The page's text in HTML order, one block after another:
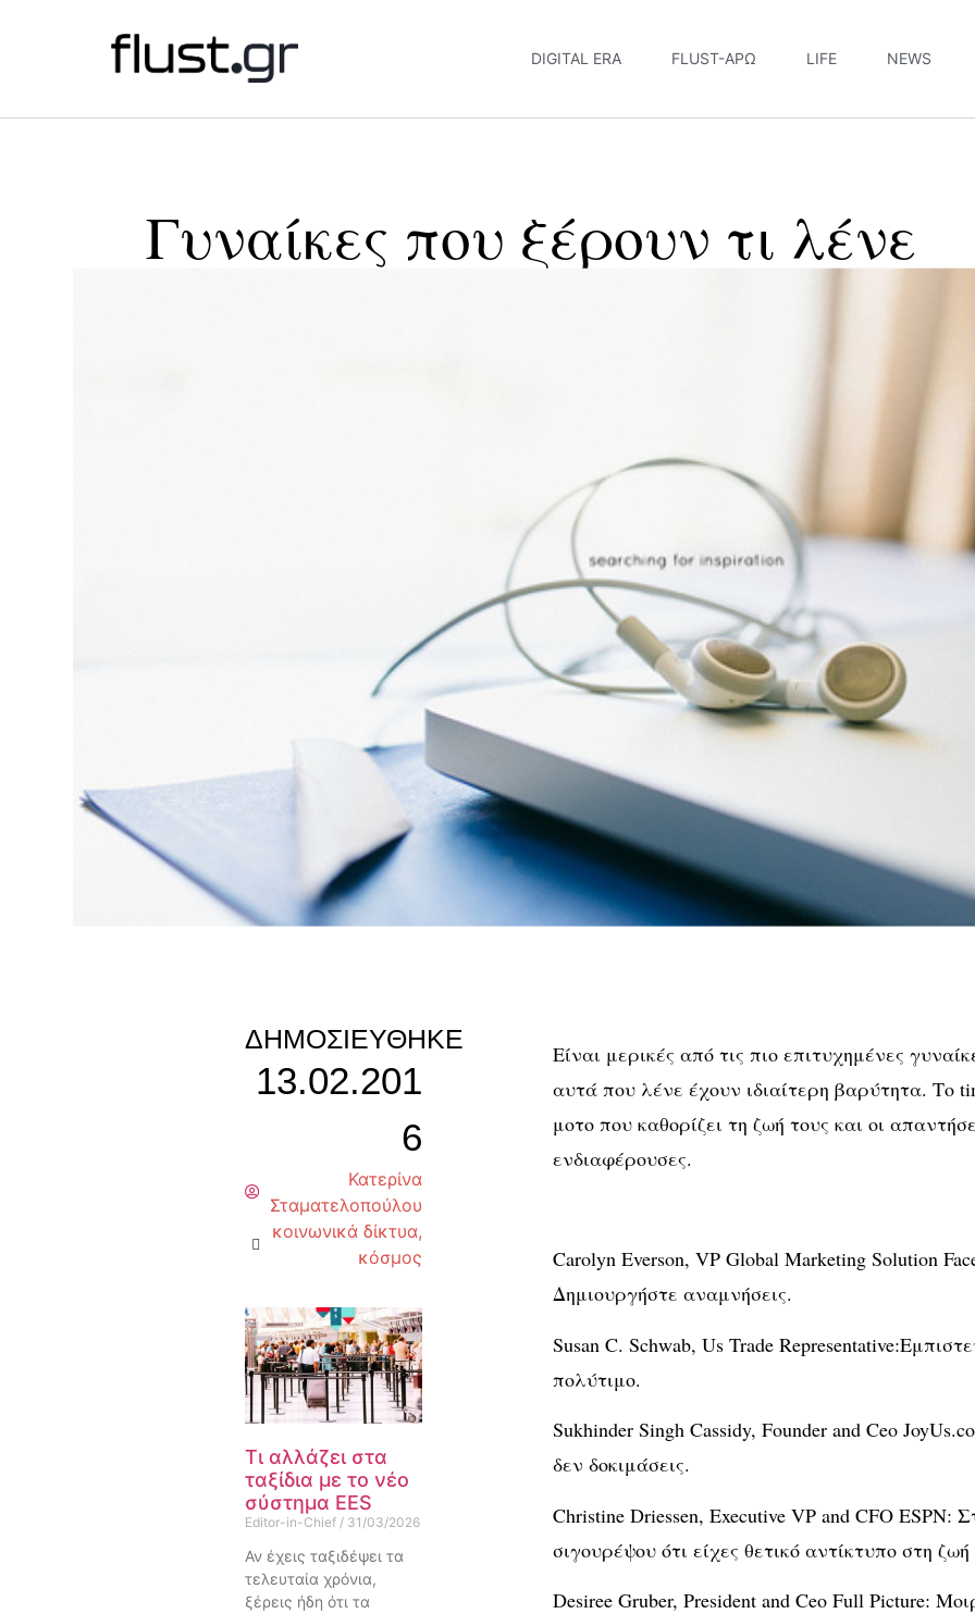
DIGITAL ERA FLUST-ΆΡΩ LIFE NEWS
Γυναίκες που ξέρουν τι λένε
ΔΗΜΟΣΙΕΎΘΗΚΕ
13.02.201
6
Κατερίνα
Σταματελοπούλου
κοινωνικά δίκτυα,
κόσμος
Τι αλλάζει στα
ταξίδια με το νέο
σύστημα EES
Editor-in-Chief 31/03/2026
Αν έχεις ταξιδέψει τα
τελευταία χρόνια,
ξέρεις ήδη ότι τα
Είναι μερικές από τις πιο επιτυχημένες
αυτά που λένε έχουν ιδιαίτερη βαρύτητα. Το
μοτο που καθορίζει τη ζωή τους και οι
ενδιαφέρουσες.
Carolyn Everson, VP Global Marketing Solution
Δημιουργήστε αναμνήσεις.
Susan C. Schwab, Us Trade
πολύτιμο.
Sukhinder Singh Cassidy, Founder and Ceo
δεν δοκιμάσεις.
Christine Driessen, Executive VP and CFO ESPN:
σιγουρέψου ότι είχες θετικό αντίκτυπο στη
Desiree Gruber, President and Ceo Full Picture: